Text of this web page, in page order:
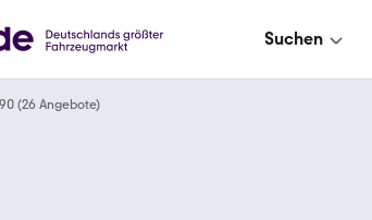
Suchen
90 (26 Angebote)